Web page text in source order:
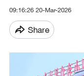
09:16:26 20-Mar-2026
Share